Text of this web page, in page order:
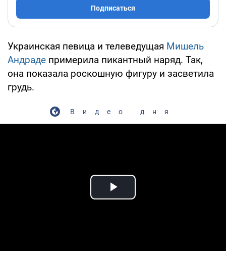
Подписаться
Украинская певица и телеведущая Мишель
Андраде примерила пикантный наряд. Так,
она показала роскошную фигуру и засветила
грудь.
Видео дня
Play Video